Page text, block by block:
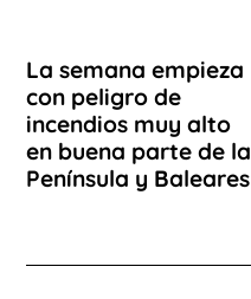
La semana empieza
con peligro de
incendios muy alto
en buena parte de la
Península y Baleares